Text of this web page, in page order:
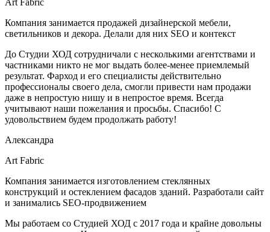
Компания занимается продажей дизайнерской мебели,
светильников и декора. Делали для них SEO и контекст
До Студии ХОД сотрудничали с несколькими агентствами и
частниками никто не мог выдать более-менее приемлемый
результат. Фарход и его специалисты действительно
профессионалы своего дела, смогли привести нам продажи
даже в непростую нишу и в непростое время. Всегда
учитывают наши пожелания и просьбы. Спасибо! С
удовольствием будем продолжать работу!
Александра
Art Fabric
Компания занимается изготовлением стеклянных
конструкций и остеклением фасадов зданий. Разработали сайт
и занимались SEO-продвижением
Мы работаем со Студией ХОД с 2017 года и крайне довольны